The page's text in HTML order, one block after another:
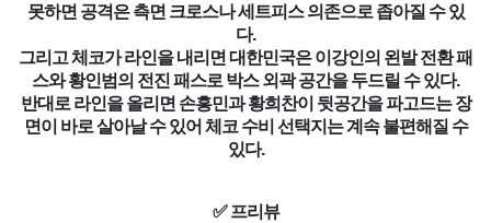
못하면 공격은 측면 크로스나 세트피스 의존으로 좁아질 수 있
다.
그리고 체코가 라인을 내리면 대한민국은 이강인의 왼발 전환 패
스와 황인범의 전진 패스로 박스 외곽 공간을 두드릴 수 있다.
반대로 라인을 올리면 손흥민과 황희찬이 뒷공간을 파고드는 장
면이 바로 살아날 수 있어 체코 수비 선택지는 계속 불편해질 수
있다.
✅ 프리뷰